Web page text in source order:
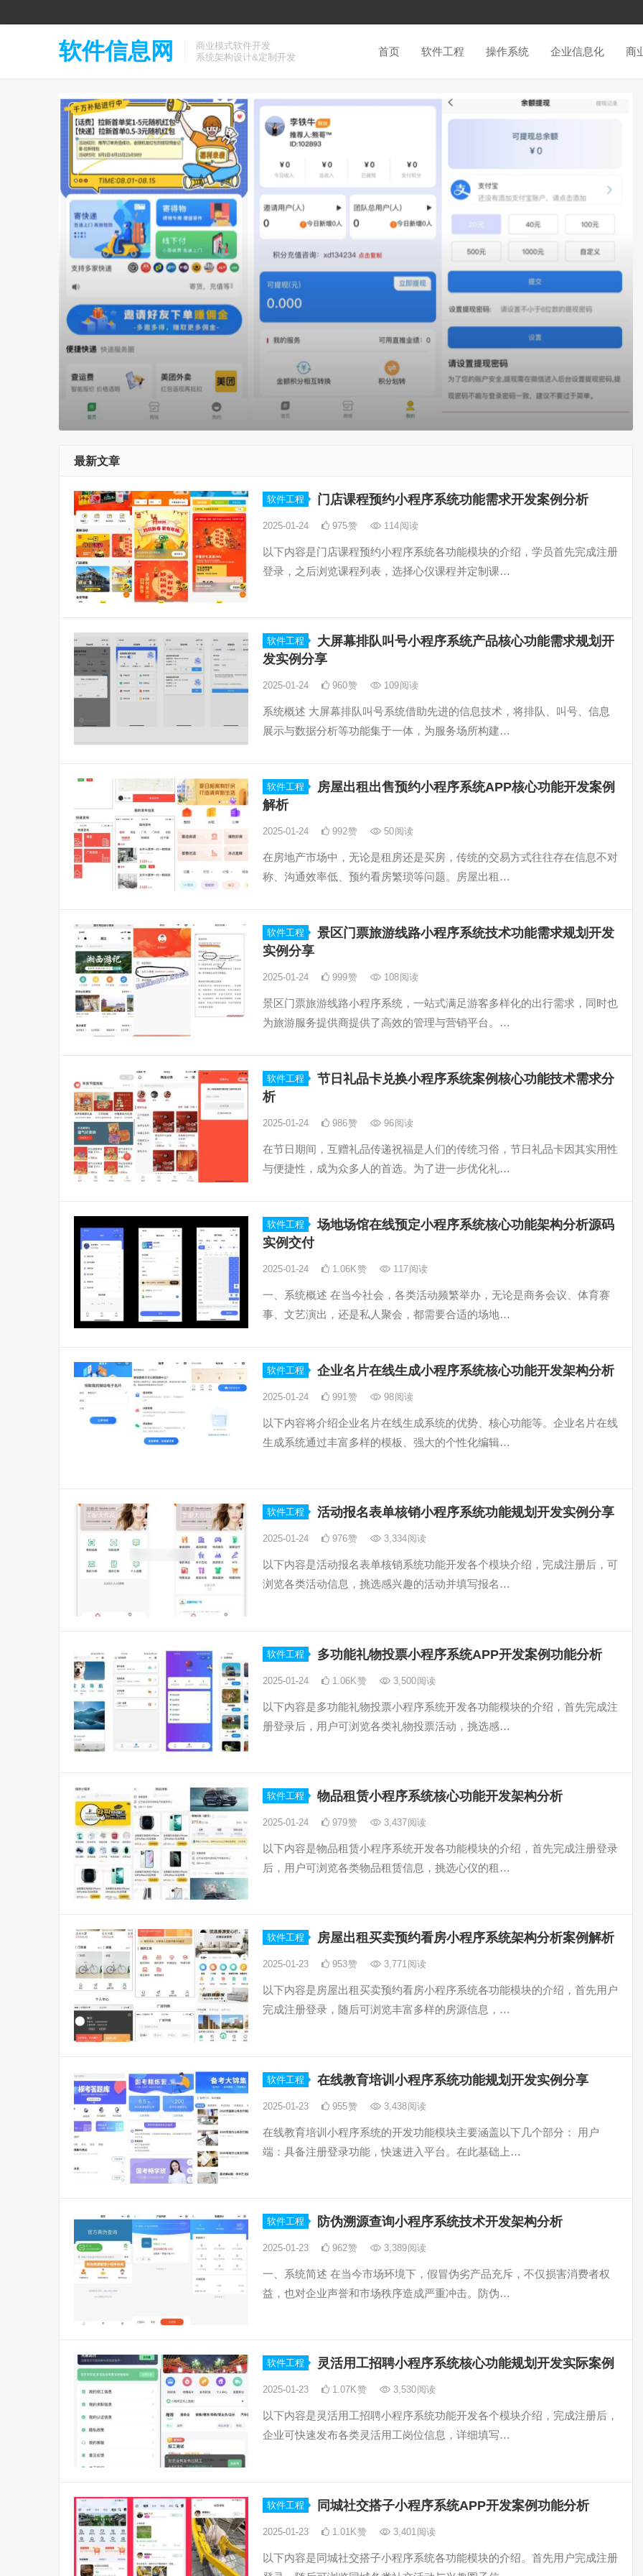
软件信息网
商业模式软件开发
系统架构设计&定制开发
首页 软件工程 操作系统 企业信息化 商
最新文章
软件工程 门店课程预约小程序系统功能需求开发案例分析
2025-01-24 975赞 114阅读
以下内容是门店课程预约小程序系统各功能模块的介绍，学员首先完成注册
登录，之后浏览课程列表，选择心仪课程并定制课…
软件工程
大屏幕排队叫号小程序系统产品核心功能需求规划开
发实例分享
2025-01-24 960赞 109阅读
系统概述 大屏幕排队叫号系统借助先进的信息技术，将排队、叫号、信息
展示与数据分析等功能集于一体，为服务场所构建…
软件工程
房屋出租出售预约小程序系统APP核心功能开发案例
解析
2025-01-24 992赞 50阅读
在房地产市场中，无论是租房还是买房，传统的交易方式往往存在信息不对
称、沟通效率低、预约看房繁琐等问题。房屋出租…
软件工程
景区门票旅游线路小程序系统技术功能需求规划开发
实例分享
2025-01-24 999赞 108阅读
景区门票旅游线路小程序系统，一站式满足游客多样化的出行需求，同时也
为旅游服务提供商提供了高效的管理与营销平台。…
软件工程
节日礼品卡兑换小程序系统案例核心功能技术需求分
析
2025-01-24 986赞 96阅读
在节日期间，互赠礼品传递祝福是人们的传统习俗，节日礼品卡因其实用性
与便捷性，成为众多人的首选。为了进一步优化礼…
软件工程
场地场馆在线预定小程序系统核心功能架构分析源码
实例交付
2025-01-24 1.06K赞 117阅读
一、系统概述 在当今社会，各类活动频繁举办，无论是商务会议、体育赛
事、文艺演出，还是私人聚会，都需要合适的场地…
软件工程 企业名片在线生成小程序系统核心功能开发架构分析
2025-01-24 991赞 98阅读
以下内容将介绍企业名片在线生成系统的优势、核心功能等。企业名片在线
生成系统通过丰富多样的模板、强大的个性化编辑…
软件工程 活动报名表单核销小程序系统功能规划开发实例分享
2025-01-24 976赞 3,334阅读
以下内容是活动报名表单核销系统功能开发各个模块介绍，完成注册后，可
浏览各类活动信息，挑选感兴趣的活动并填写报名…
软件工程 多功能礼物投票小程序系统APP开发案例功能分析
2025-01-24 1.06K赞 3,500阅读
以下内容是多功能礼物投票小程序系统开发各功能模块的介绍，首先完成注
册登录后，用户可浏览各类礼物投票活动，挑选感…
软件工程 物品租赁小程序系统核心功能开发架构分析
2025-01-24 979赞 3,437阅读
以下内容是物品租赁小程序系统开发各功能模块的介绍，首先完成注册登录
后，用户可浏览各类物品租赁信息，挑选心仪的租…
软件工程 房屋出租买卖预约看房小程序系统架构分析案例解析
2025-01-23 953赞 3,771阅读
以下内容是房屋出租买卖预约看房小程序系统各功能模块的介绍，首先用户
完成注册登录，随后可浏览丰富多样的房源信息，…
软件工程 在线教育培训小程序系统功能规划开发实例分享
2025-01-23 955赞 3,438阅读
在线教育培训小程序系统的开发功能模块主要涵盖以下几个部分： 用户
端：具备注册登录功能，快速进入平台。在此基础上…
软件工程 防伪溯源查询小程序系统技术开发架构分析
2025-01-23 962赞 3,389阅读
一、系统简述 在当今市场环境下，假冒伪劣产品充斥，不仅损害消费者权
益，也对企业声誉和市场秩序造成严重冲击。防伪…
软件工程 灵活用工招聘小程序系统核心功能规划开发实际案例
2025-01-23 1.07K赞 3,530阅读
以下内容是灵活用工招聘小程序系统功能开发各个模块介绍，完成注册后，
企业可快速发布各类灵活用工岗位信息，详细填写…
软件工程 同城社交搭子小程序系统APP开发案例功能分析
2025-01-23 1.01K赞 3,401 阅读
以下内容是同城社交搭子小程序系统各功能模块的介绍。首先用户完成注册